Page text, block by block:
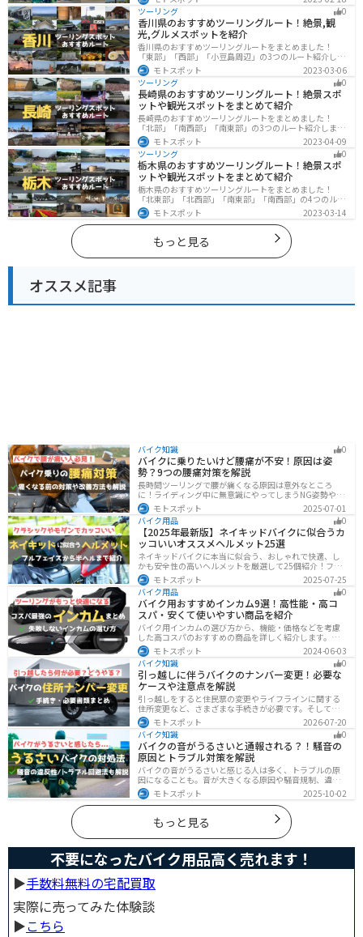
めます。バイクで石川ツーリングに行こうと思っている
人は、参考にしてください。
ツーリング
0
香川県のおすすめツーリングルート！絶景,観
光,グルメスポットを紹介
香川県のおすすめツーリングルートをまとめました！
「東部」「西部」「小豆島周辺」の3つのルート紹介しま
す。自然豊かな山から海、絶品グルメを満喫するツーリ
ングができます。バイクで香川県にツーリングに行く際
は参考にしてください。
モトスポット
2023-03-06
ツーリング
0
長崎県のおすすめツーリングルート！絶景スポ
ットや観光スポットをまとめて紹介
長崎県のおすすめツーリングルートをまとめました！
「北部」「南西部」「南東部」の3つのルート紹介しま
す。国際色豊かな街並みや世界遺産、絶景ポイントが数
多く存在し、様々な楽しみ方ができます。バイクで長崎
県にツーリングに行く際は参考にしてください。
モトスポット
2023-04-09
ツーリング
0
栃木県のおすすめツーリングルート！絶景スポ
ットや観光スポットをまとめて紹介
栃木県のおすすめツーリングルートをまとめました！
「北東部」「北西部」「南東部」「南西部」の4つのルー
ト紹介します。日本を代表する神社や広大な山や滝、湖
などを歴史や自然を満喫するツーリングができます。バ
イクで栃木県にツーリングに行く際は参考にしてくださ
モトスポット 2023-03-14
もっと見る
オススメ記事
バイク知識 0
バイクに乗りたいけど腰痛が不安！原因は姿
勢？9つの腰痛対策を解説
長時間ツーリングで腰が痛くなる原因は意外なところ
に！ライディング中に無意識にやってしまうNG姿勢や体
への負担、今すぐ見直せる予防・対策法をわかりやすく
解説。腰痛対策に効果的な便利アイテムも紹介し、快適
で楽しいツーリングをサポートします。
モトスポット
2025-07-01
バイク用品
0
【2025年最新版】ネイキッドバイクに似合うカ
ッコいいオススメヘルメット25選
ネイキッドバイクに本当に似合う、おしゃれで快適、し
かも安全性の高いヘルメットを厳選して25個紹介！フル
フェイス・ジェット・システムなどタイプ別に特徴や選
び方も徹底解説。街乗りやツーリング、初心者からベテ
ランまで満足できるモデルを集めました。
モトスポット
2025-07-25
バイク用品
0
バイク用おすすめインカム9選！高性能・高コ
スパ・安くて使いやすい商品を紹介
バイク用インカムの選び方から、機能・価格などを考慮
した高コスパのおすすめの商品を詳しく紹介します。初
心者からベテランライダーまで、マスツーやソロツーに
適した最適なインカムを見つけるための参考にしてくだ
さい。
モトスポット
2024-06-03
バイク知識
0
引っ越しに伴うバイクのナンバー変更！必要な
ケースや注意点を解説
引っ越しをすると住民票の変更やライフラインに関する
住所変更など、さまざまな手続きが必要です。そしてバ
イク乗りの場合は、住所変更やナンバー変更といったバ
イクに関する手続きも忘れてはいけません。しかし、必
要な手続きや手順がわからないという方も多いのではな
いでしょうか。ライダー引っ越したらバイクのナンバー
を変えないといけないの？ライダー引っ越し先でも原付
に乗る場合、どんな手続きが必要か知りたいライダー引
っ越したけど忙しくて住所変更もナンバー変更もしてい
ない・・・今回はこのような疑問・お悩みにお
モトスポット
2026-07-20
バイク知識
0
バイクの音がうるさいと通報される？！騒音の
原因とトラブル対策を解説
バイクの音がうるさいと感じる人は多く、トラブルの原
因になることも。音が大きくなる原因や騒音規制、違反
になるケースを解説し、ライダーができるマナーや配慮
の方法、さらには他人のバイクが迷惑なときの正しい対
処法まで紹介します。バイク好きも、周囲の騒音に悩む
人も必見の内容です。
モトスポット 2025-10-02
もっと見る
不要になったバイク用品高く売れます！
▶︎手数料無料の宅配買取
実際に売ってみた体験談
▶︎こちら